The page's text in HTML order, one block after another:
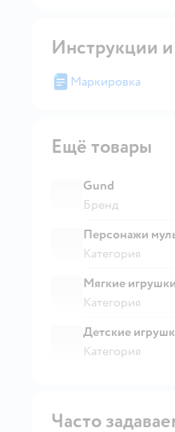
Инструкции
Маркировка
Ещё товары
Gund
Бренд
Персонажи
Категория
Мягкие игрушки
Категория
Детские
Категория
Часто